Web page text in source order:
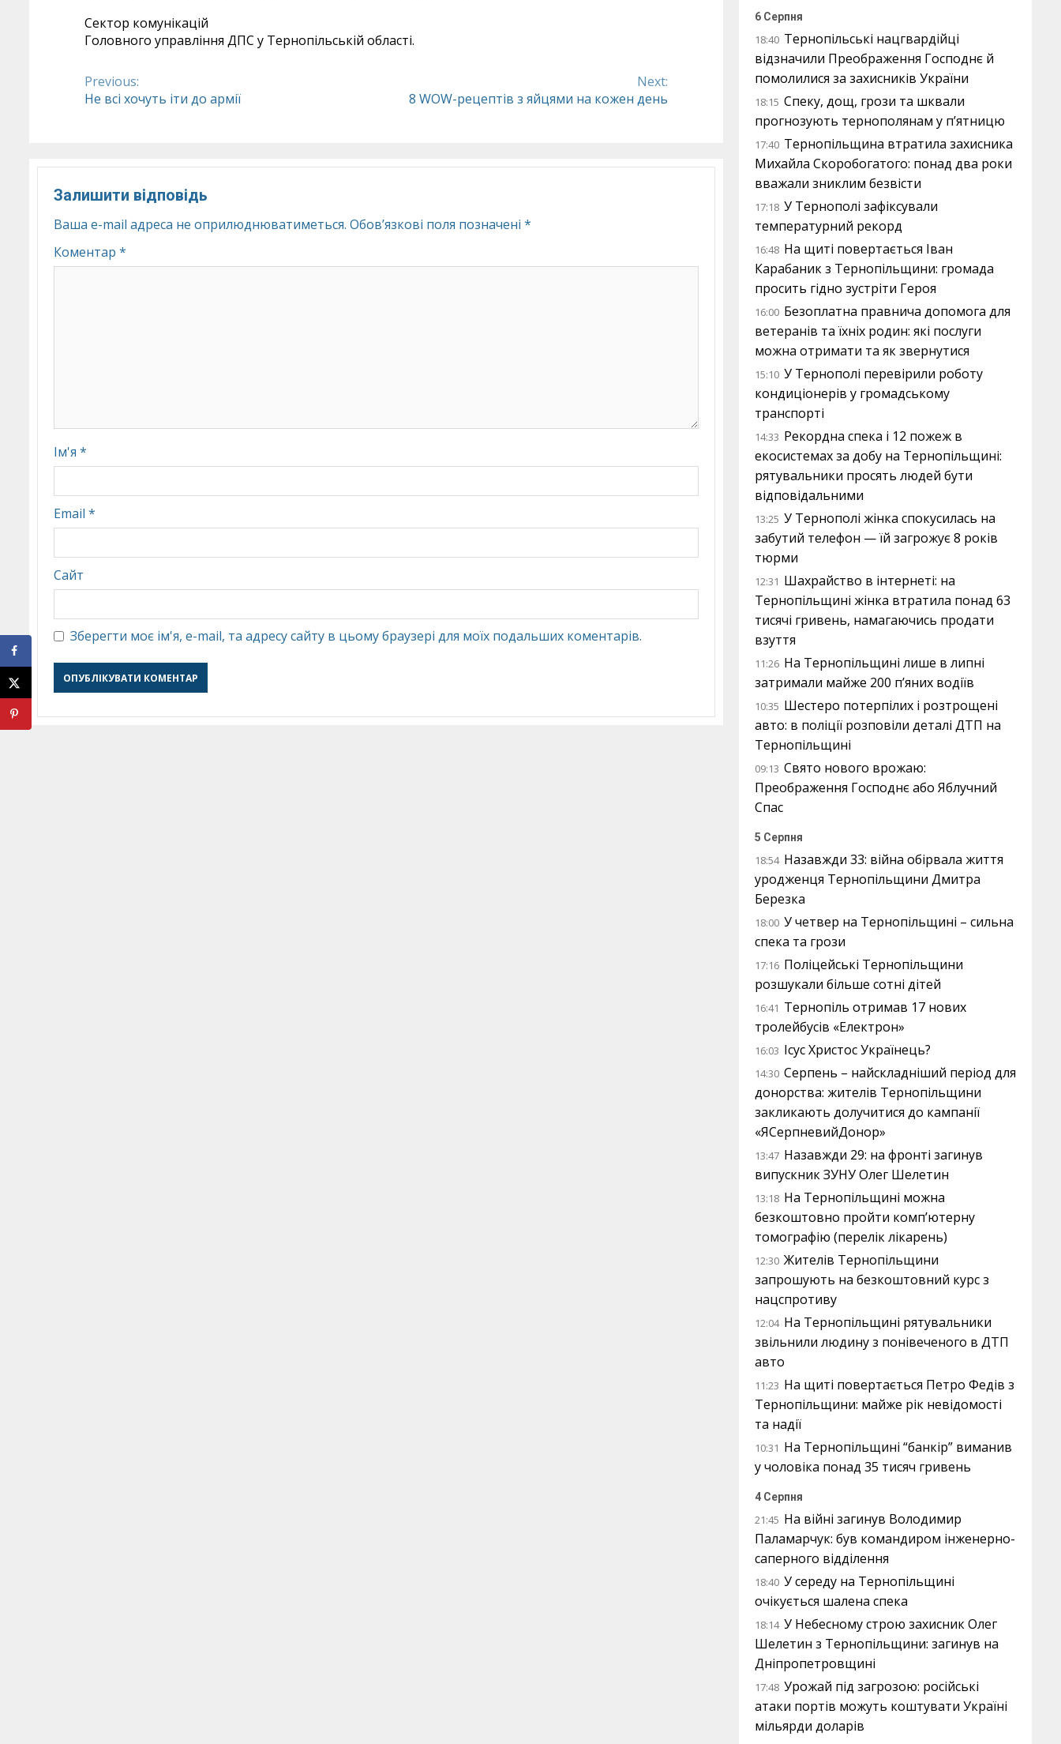
Сектор комунікацій
Головного управління ДПС у Тернопільській області.
Continue
Previous:
Не всі хочуть іти до армії
Next:
8 WOW-рецептів з яйцями на кожен день
Залишити відповідь
Ваша e-mail адреса не оприлюднюватиметься. Обов’язкові поля позначені *
Коментар *
Ім'я *
Email *
Сайт
Зберегти моє ім'я, e-mail, та адресу сайту в цьому браузері для моїх подальших коментарів.
6 Серпня
18:40 Тернопільські нацгвардійці
відзначили Преображення Господнє й
помолилися за захисників України
18:15 Спеку, дощ, грози та шквали
прогнозують тернополянам у п’ятницю
17:40 Тернопільщина втратила захисника
Михайла Скоробогатого: понад два роки
вважали зниклим безвісти
17:18 У Тернополі зафіксували
температурний рекорд
16:48 На щиті повертається Іван
Карабаник з Тернопільщини: громада
просить гідно зустріти Героя
16:00 Безоплатна правнича допомога для
ветеранів та їхніх родин: які послуги
можна отримати та як звернутися
15:10 У Тернополі перевірили роботу
кондиціонерів у громадському
транспорті
14:33 Рекордна спека і 12 пожеж в
екосистемах за добу на Тернопільщині:
рятувальники просять людей бути
відповідальними
13:25 У Тернополі жінка спокусилась на
забутий телефон — їй загрожує 8 років
тюрми
12:31 Шахрайство в інтернеті: на
Тернопільщині жінка втратила понад 63
тисячі гривень, намагаючись продати
взуття
11:26 На Тернопільщині лише в липні
затримали майже 200 п’яних водіїв
10:35 Шестеро потерпілих і розтрощені
авто: в поліції розповіли деталі ДТП на
Тернопільщині
09:13 Свято нового врожаю:
Преображення Господнє або Яблучний
Спас
5 Серпня
18:54 Назавжди 33: війна обірвала життя
уродженця Тернопільщини Дмитра
Березка
18:00 У четвер на Тернопільщині – сильна
спека та грози
17:16 Поліцейські Тернопільщини
розшукали більше сотні дітей
16:41 Тернопіль отримав 17 нових
тролейбусів «Електрон»
16:03 Ісус Христос Українець?
14:30 Серпень – найскладніший період для
донорства: жителів Тернопільщини
закликають долучитися до кампанії
«ЯСерпневийДонор»
13:47 Назавжди 29: на фронті загинув
випускник ЗУНУ Олег Шелетин
13:18 На Тернопільщині можна
безкоштовно пройти комп’ютерну
томографію (перелік лікарень)
12:30 Жителів Тернопільщини
запрошують на безкоштовний курс з
нацспротиву
12:04 На Тернопільщині рятувальники
звільнили людину з понівеченого в ДТП
авто
11:23 На щиті повертається Петро Федів з
Тернопільщини: майже рік невідомості
та надії
10:31 На Тернопільщині “банкір” виманив
у чоловіка понад 35 тисяч гривень
4 Серпня
21:45 На війні загинув Володимир
Паламарчук: був командиром інженерно-
саперного відділення
18:40 У середу на Тернопільщині
очікується шалена спека
18:14 У Небесному строю захисник Олег
Шелетин з Тернопільщини: загинув на
Дніпропетровщині
17:48 Урожай під загрозою: російські
атаки портів можуть коштувати Україні
мільярди доларів